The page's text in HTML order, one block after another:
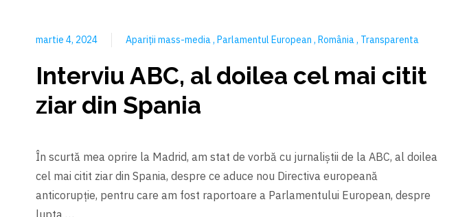
martie 4, 2024 Apariții mass-media Parlamentul European România Transparenta
Interviu ABC, al doilea cel mai citit
ziar din Spania
În scurtă mea oprire la Madrid, am stat de vorbă cu jurnaliștii de la ABC, al doilea
cel mai citit ziar din Spania, despre ce aduce nou Directiva europeană
anticorupție, pentru care am fost raportoare a Parlamentului European, despre
lupta …